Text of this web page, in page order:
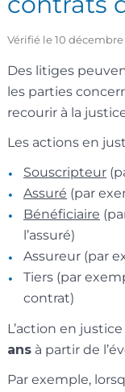
Vérifié le 10
Des litiges
les parties
recourir à la
Les actions en
Souscripteur
Assuré (par
Bénéficiaire
l’assuré)
Assureur (par
Tiers (par
contrat)
L’action en
ans à partir de
Par exemple,